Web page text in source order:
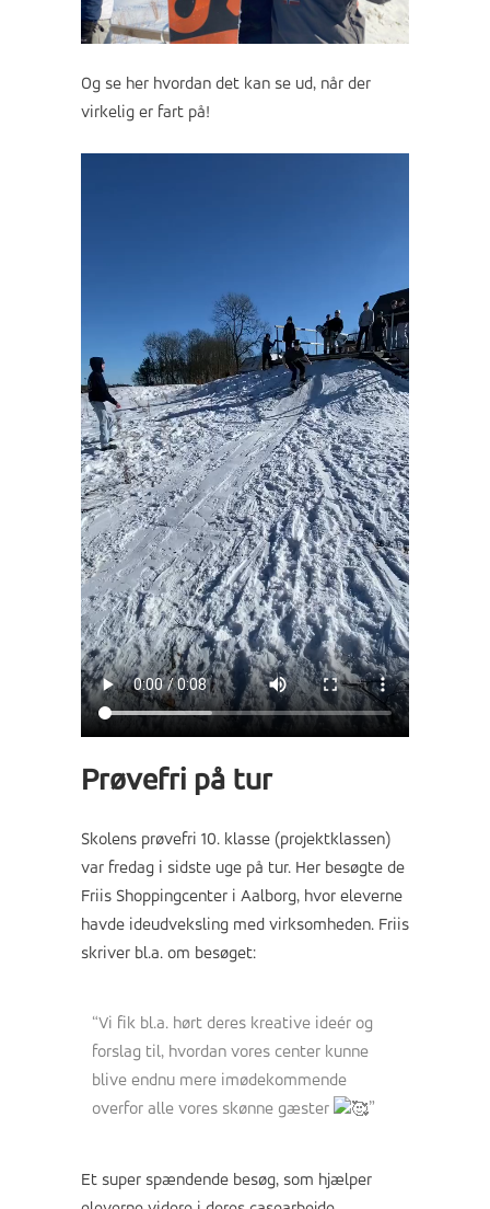
Og se her hvordan det kan se ud, når der
virkelig er fart på!
Prøvefri på tur
Skolens prøvefri 10. klasse (projektklassen)
var fredag i sidste uge på tur. Her besøgte de
Friis Shoppingcenter i Aalborg, hvor eleverne
havde ideudveksling med virksomheden. Friis
skriver bl.a. om besøget:
“Vi fik bl.a. hørt deres kreative ideér og
forslag til, hvordan vores center kunne
blive endnu mere imødekommende
overfor alle vores skønne gæster
”
Et super spændende besøg, som hjælper